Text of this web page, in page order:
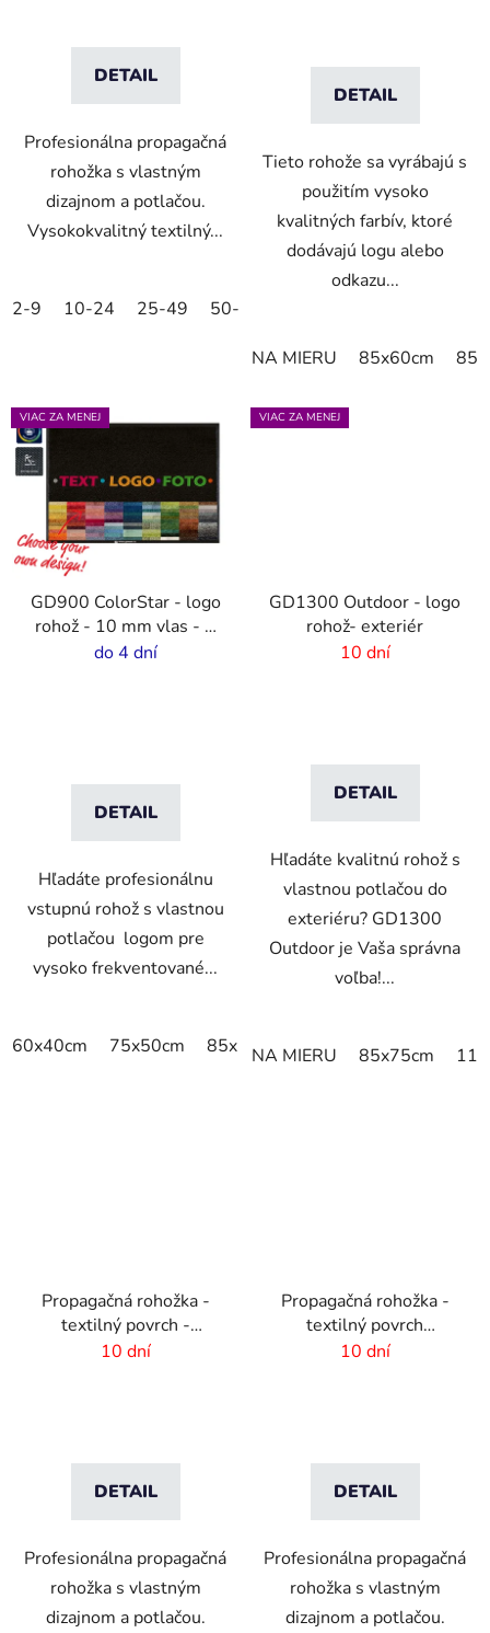
DETAIL
Profesionálna propagačná
rohožka s vlastným
dizajnom a potlačou.
Vysokokvalitný textilný...
2-9 10-24 25-49 50-99
DETAIL
Tieto rohože sa vyrábajú s
použitím vysoko
kvalitných farbív, ktoré
dodávajú logu alebo
odkazu...
NA MIERU 85x60cm
VIAC ZA MENEJ
GD900 ColorStar - logo
rohož - 10 mm vlas - 2
cm gumový okraj
do 4 dní
DETAIL
Hľadáte profesionálnu
vstupnú rohož s vlastnou
potlačou logom pre
vysoko frekventované...
60x40cm 75x50cm 85x60cm 85x75cm 115x85cm
VIAC ZA MENEJ
GD1300 Outdoor - logo
rohož- exteriér
10 dní
DETAIL
Hľadáte kvalitnú rohož s
vlastnou potlačou do
exteriéru? GD1300
Outdoor je Vaša správna
voľba!...
NA MIERU 85x75cm
Propagačná rohožka -
textilný povrch -
85x120 cm
10 dní
DETAIL
Profesionálna propagačná
rohožka s vlastným
dizajnom a potlačou.
Propagačná rohožka -
textilný povrch
-85x300 cm
10 dní
DETAIL
Profesionálna propagačná
rohožka s vlastným
dizajnom a potlačou.